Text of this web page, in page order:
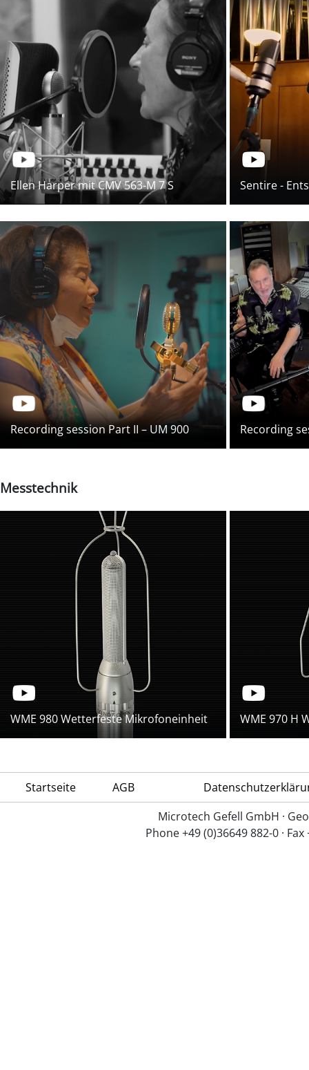
Ellen Harper mit CMV 563-M 7 S Sentire -
Recording session Part II – UM 900 Recording
Messtechnik
WME 980 Wetterfeste Mikrofoneinheit WME 970 H
Startseite AGB
Microtech Gefell GmbH ·
Phone +49 (0)36649 882-0 ·